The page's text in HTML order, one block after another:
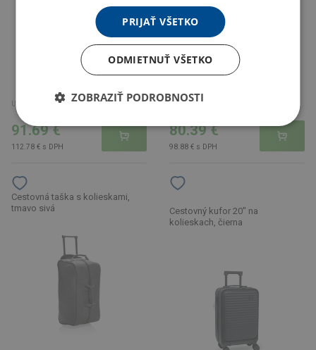
U partnera 40 ks
91.69 €
112.78 € s DPH
U partnera 949 ks
80.39 €
98.88 € s DPH
Cestovná taška s kolieskami,
tmavo sivá
Cestovný kufor 20" na
kolieskach, čierna
PRIJAŤ VŠETKO
ODMIETNUŤ VŠETKO
ZOBRAZIŤ PODROBNOSTI